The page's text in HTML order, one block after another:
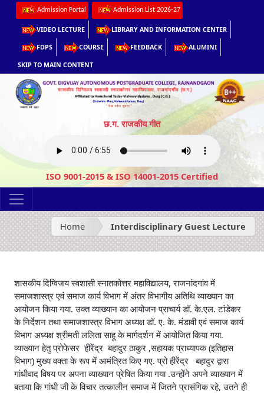
Admission Portal Admission List 2026-27
VIDEO LECTURE LIBRARY AND INFORMATION CENTER
FDPS COURSE FEEDBACK ALUMINI
SKIP TO MAIN CONTENT
छ.ग. राजकीय गीत
ISO 9001-2015 & ISO 14001-2015 Certified
Home Interdisciplinary Guest Lecture
शासकीय दिग्विजय स्वशासी स्नातकोत्तर महाविद्यालय, राजनांदगांव में
समाजशास्त्र एवं समाज कार्य विभाग में अंतर विभागीय अतिथि व्याख्यान का
आयोजन किया गया. उक्त व्याख्यान का आयोजन प्राचार्य डॉ. के.एल. टांडेकर
के निर्देशन तथा समाजशास्त्र विभाग अध्यक्ष डॉ. ए. के. मंडावी एवं समाज कार्य
विभाग अध्यक्ष श्रीमती ललिता साहू के मार्गदर्शन में आयोजित किया गया.
व्याख्यान हेतु प्रोफेसर हीरेंद्र बहादुर ठाकुर ,सहायक प्राध्यापक (इतिहास
विभाग) मुख्य वक्ता के रूप में आमंत्रित किए गए. प्रो हीरेंद्र बहादुर द्वारा
गांधीवाद विषय पर अपना व्याख्यान प्रेषित किया गया .उन्होंने अपने व्याख्यान में
बताया कि गांधी जी के विचार तत्कालीन समाज में जितने प्रासंगिक रहे, उतने ही